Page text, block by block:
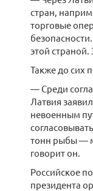
стран,
торговые
этой
Также до сих
— Среди
Латвия
невоенным
тонн рыбы —
говорит он.
Российское
президента